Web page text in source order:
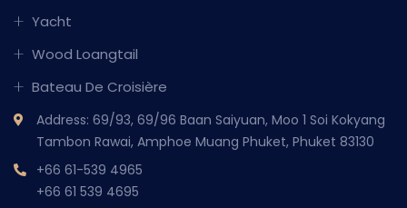
Yacht
Wood Loangtail
Bateau De Croisière
Address: 69/93, 69/96 Baan Saiyuan, Moo 1 Soi Kokyang
Tambon Rawai, Amphoe Muang Phuket, Phuket 83130
+66 61-539 4965
+66 61 539 4695